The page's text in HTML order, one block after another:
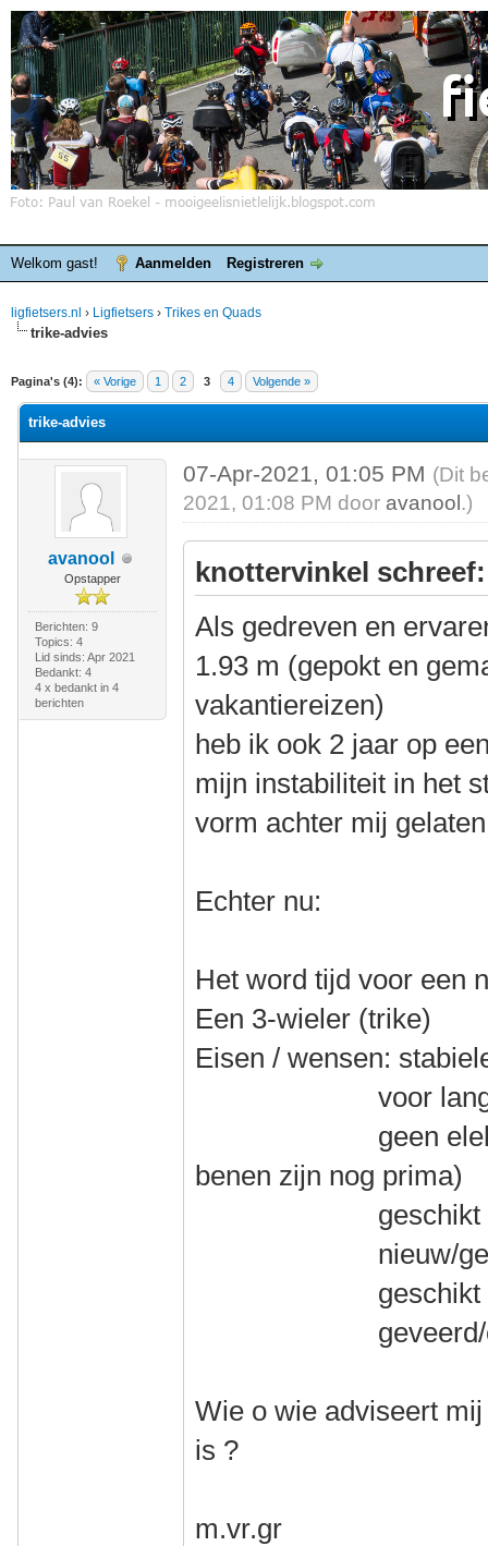
Welkom gast! Aanmelden Registreren
ligfietsers.nl › Ligfietsers › Trikes en Quads
trike-advies
Pagina's (4): « Vorige 1 2 3 4 Volgende »
waardering is 0
trike-advies
avanool
Opstapper
Berichten: 9
Topics: 4
Lid sinds: Apr 2021
Bedankt: 4
4 x bedankt in 4
berichten
07-Apr-2021, 01:05 PM (Dit
2021, 01:08 PM door avanool .)
knottervinkel schreef:
Als gedreven en
1.93 m (gepokt en
vakantiereizen)
heb ik ook 2 jaar op
mijn instabiliteit in het
vorm achter mij
Echter nu:
Het word tijd voor een
Een 3-wieler (trike)
Eisen / wensen:
voor lange
geen
benen zijn nog prima)
geschikt voor
nieuw/
geschikt voor
geveerd/
Wie o wie adviseert
is ?
m.vr.gr